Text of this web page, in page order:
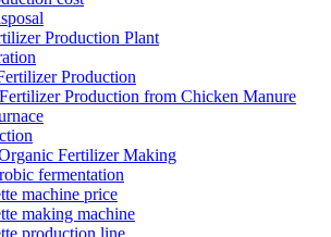
Production Plant
Production
Production from Chicken Manure
Fertilizer Making
fermentation
machine price
making machine